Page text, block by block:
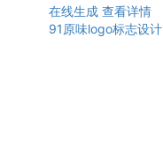
在线生成 查看详情
91原味logo标志设计